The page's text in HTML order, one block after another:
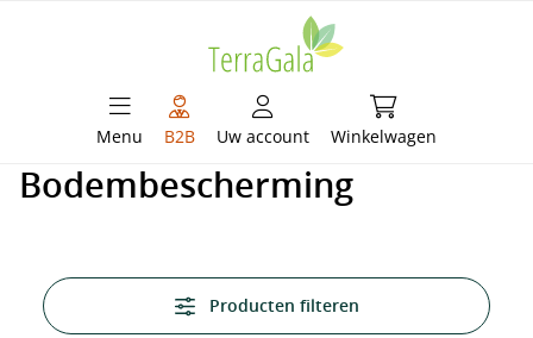
Menu B2B Uw account Winkelwagen
Winkelwagen
Bodembescherming
Producten filteren